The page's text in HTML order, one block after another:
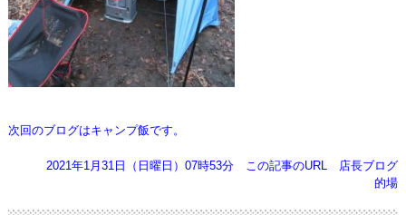
次回のブログはキャンプ飯です。
2021年1月31日（日曜日）07時53分 この記事のURL
店長ブログ
的場